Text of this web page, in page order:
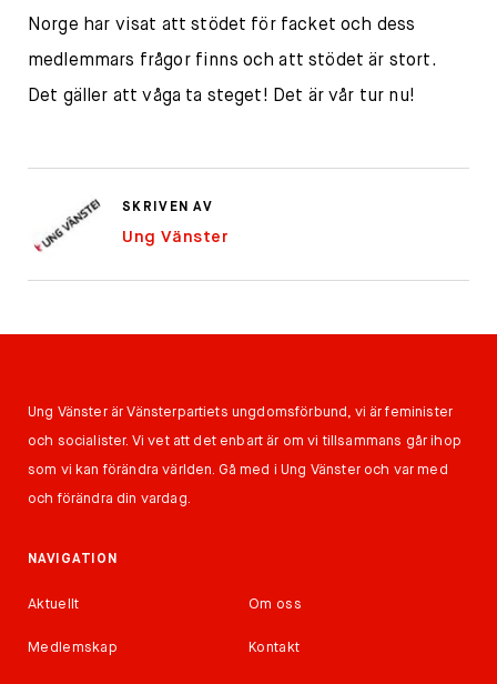
Norge har visat att stödet för facket och dess
medlemmars frågor finns och att stödet är stort.
Det gäller att våga ta steget! Det är vår tur nu!
SKRIVEN AV
Ung Vänster
Ung Vänster är Vänsterpartiets ungdomsförbund, vi är feminister
och socialister. Vi vet att det enbart är om vi tillsammans går ihop
som vi kan förändra världen. Gå med i Ung Vänster och var med
och förändra din vardag.
NAVIGATION
Aktuellt Om oss
Medlemskap Kontakt